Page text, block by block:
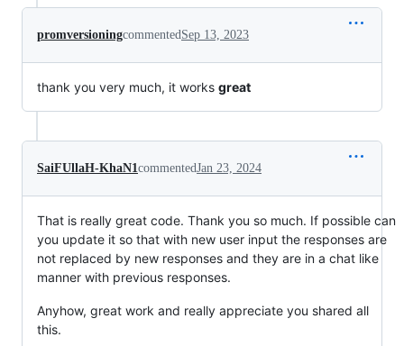
promversioningcommentedSep 13, 2023
thank you very much, it works great
SaiFUllaH-KhaN1commentedJan 23, 2024
That is really great code. Thank you so much. If possible can
you update it so that with new user input the responses are
not replaced by new responses and they are in a chat like
manner with previous responses.
Anyhow, great work and really appreciate you shared all
this.